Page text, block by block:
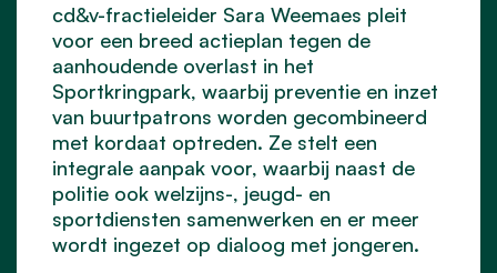
cd&v-fractieleider Sara Weemaes pleit
voor een breed actieplan tegen de
aanhoudende overlast in het
Sportkringpark, waarbij preventie en inzet
van buurtpatrons worden gecombineerd
met kordaat optreden. Ze stelt een
integrale aanpak voor, waarbij naast de
politie ook welzijns-, jeugd- en
sportdiensten samenwerken en er meer
wordt ingezet op dialoog met jongeren.